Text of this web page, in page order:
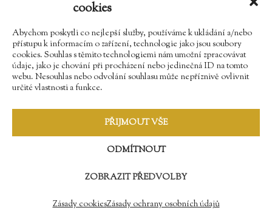
cookies
Abychom poskytli co nejlepší služby, používáme k ukládání a/nebo
přístupu k informacím o zařízení, technologie jako jsou soubory
cookies. Souhlas s těmito technologiemi nám umožní zpracovávat
údaje, jako je chování při procházení nebo jedinečná ID na tomto
webu. Nesouhlas nebo odvolání souhlasu může nepříznivě ovlivnit
určité vlastnosti a funkce.
PŘIJMOUT VŠE
ODMÍTNOUT
ZOBRAZIT PŘEDVOLBY
Zásady cookiesZásady ochrany osobních údajů
602 354 467
Najdete nás na Facebooku
Sledujte náš Instagram
© 2009 - 2018 Zámek Třebešice //Správa webů - Softmedia.cz
//Zásady ochrany osobních údajů